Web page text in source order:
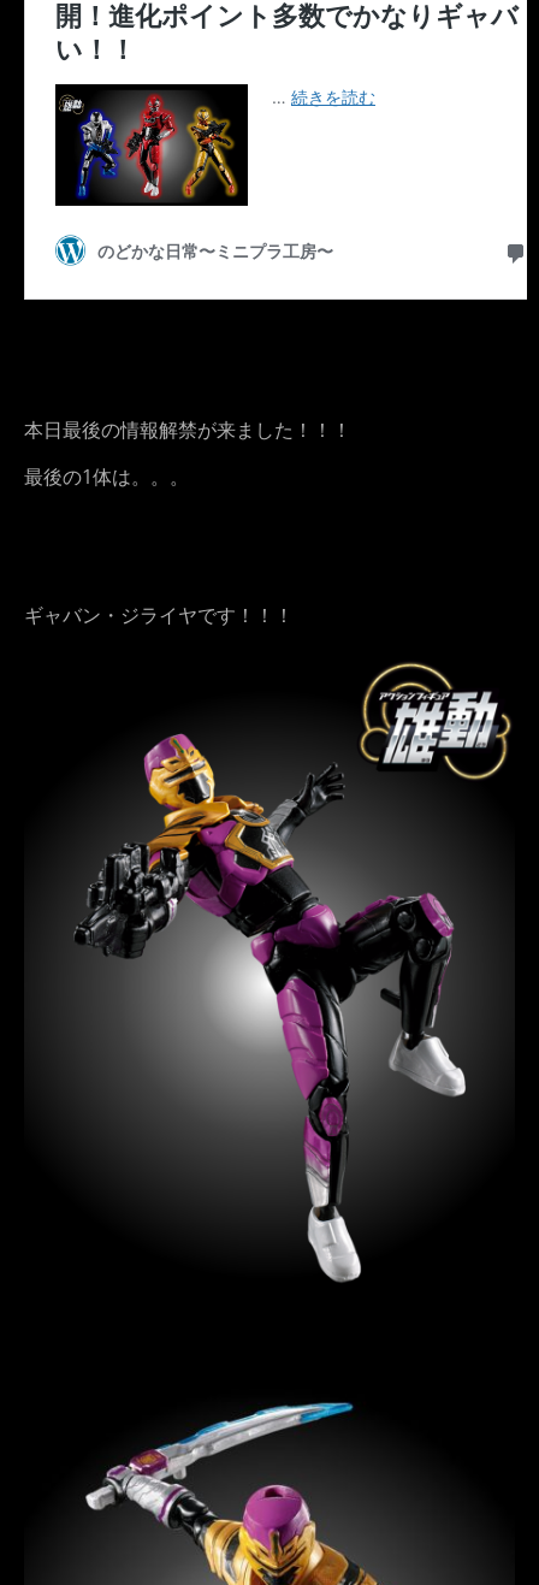
本日最後の情報解禁が来ました！！！
最後の1体は。。。
ギャバン・ジライヤです！！！